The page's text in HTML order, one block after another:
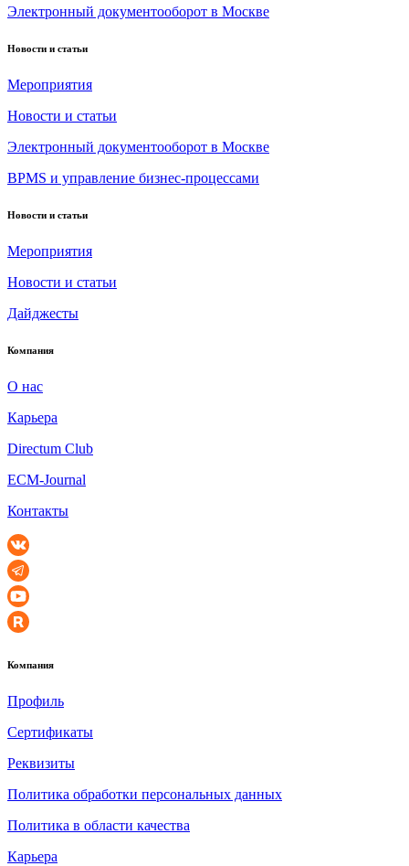
Электронный документооборот в Москве
Новости и статьи
Мероприятия
Новости и статьи
Электронный документооборот в Москве
BPMS и управление бизнес-процессами
Новости и статьи
Мероприятия
Новости и статьи
Дайджесты
Компания
О нас
Карьера
Directum Club
ECM-Journal
Контакты
Компания
Профиль
Сертификаты
Реквизиты
Политика обработки персональных данных
Политика в области качества
Карьера